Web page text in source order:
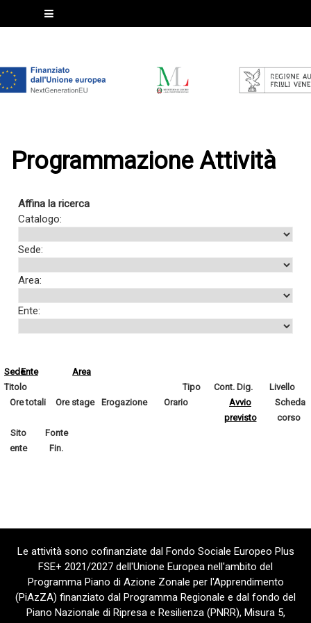
Programmazione Attività
Affina la ricerca
Catalogo:
Sede:
Area:
Ente:
SedeEnte
Area
Titolo
Tipo Cont. Dig.
Livello
Ore totali
Ore stage Erogazione Orario
Avvio
previsto
Scheda
corso
Sito
ente
Fonte
Fin.
Le attività sono cofinanziate dal Fondo Sociale Europeo Plus
FSE+ 2021/2027 dell'Unione Europea nell'ambito del
Programma Piano di Azione Zonale per l'Apprendimento
(PiAzZA) finanziato dal Programma Regionale e dal fondo del
Piano Nazionale di Ripresa e Resilienza (PNRR), Misura 5,